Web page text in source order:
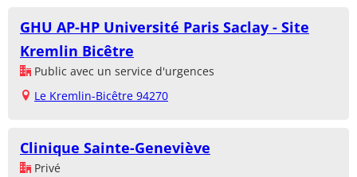
GHU AP-HP Université Paris Saclay - Site
Kremlin Bicêtre
Public avec un service d'urgences
Le Kremlin-Bicêtre 94270
Clinique Sainte-Geneviève
Privé